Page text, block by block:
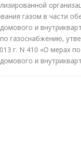
газом в части
и
по газоснабжению,
г. N 410 «О мерах
и